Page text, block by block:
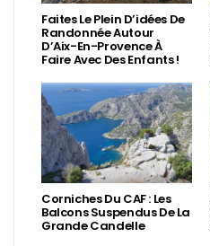
Faites Le Plein D’idées De
Randonnée Autour
D’Aix-En-Provence À
Faire Avec Des Enfants !
Corniches Du CAF : Les
Balcons Suspendus De La
Grande Candelle